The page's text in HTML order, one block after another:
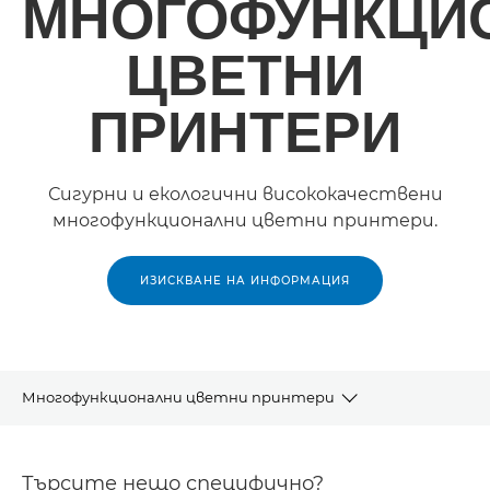
ЦВЕТНИ
ПРИНТЕРИ
Сигурни и екологични висококачествени
многофункционални цветни принтери.
ИЗИСКВАНЕ НА ИНФОРМАЦИЯ
Многофункционални цветни принтери
Търсите нещо специфично?